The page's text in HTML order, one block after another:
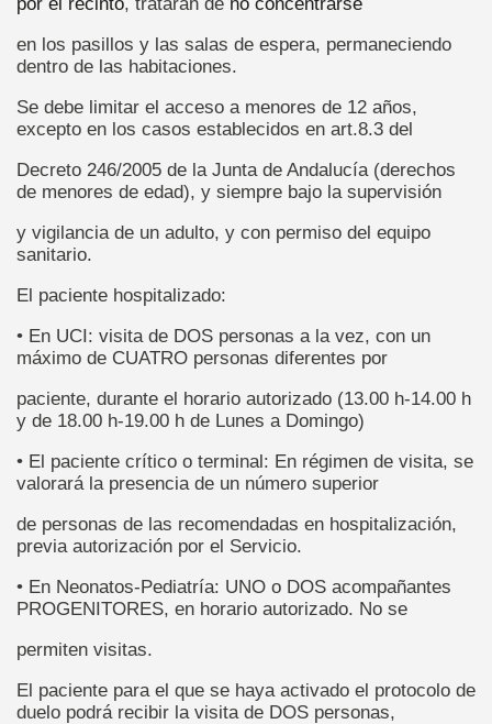
en los pasillos y las salas de espera, permaneciendo
dentro de las habitaciones.
Se debe limitar el acceso a menores de 12 años,
excepto en los casos establecidos en art.8.3 del
Decreto 246/2005 de la Junta de Andalucía (derechos
de menores de edad), y siempre bajo la supervisión
y vigilancia de un adulto, y con permiso del equipo
sanitario.
El paciente hospitalizado:
• En UCI: visita de DOS personas a la vez, con un
máximo de CUATRO personas diferentes por
paciente, durante el horario autorizado (13.00 h-14.00 h
y de 18.00 h-19.00 h de Lunes a Domingo)
• El paciente crítico o terminal: En régimen de visita, se
valorará la presencia de un número superior
de personas de las recomendadas en hospitalización,
previa autorización por el Servicio.
• En Neonatos-Pediatría: UNO o DOS acompañantes
PROGENITORES, en horario autorizado. No se
permiten visitas.
El paciente para el que se haya activado el protocolo de
duelo podrá recibir la visita de DOS personas,